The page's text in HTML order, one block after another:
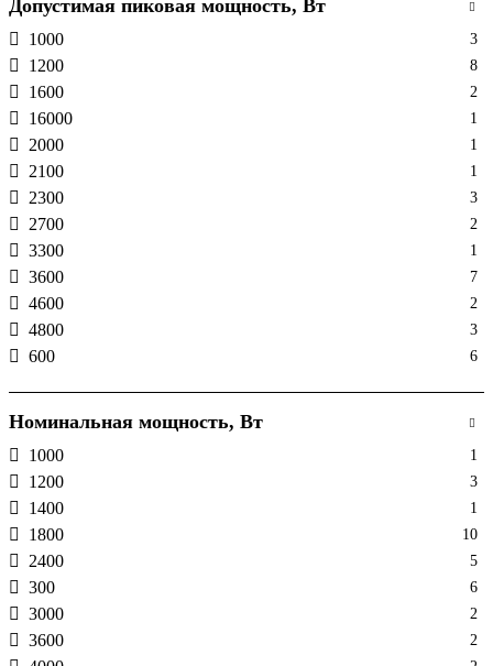
Power Ocean
PowerOcean Plus 4
PowerPulse 1
PowerPulse 2 3
PowerStream 2
RAPID 7
RAPID Charger 1
RAPID Mag 4
RAPID Magnetic 5
RAPID Pro 4
RAPID Pro Charger 2
RIVER 2
RIVER 2 2
RIVER 2 Max 2
RIVER 2 Pro 2
RIVER 3 3
Допустимая пиковая мощность, Вт
1000 3
1200 8
1600 2
16000 1
2000 1
2100 1
2300 3
2700 2
3300 1
3600 7
4600 2
4800 3
600 6
Номинальная мощность, Вт
1000 1
1200 3
1400 1
1800 10
2400 5
300 6
3000 2
3600 2